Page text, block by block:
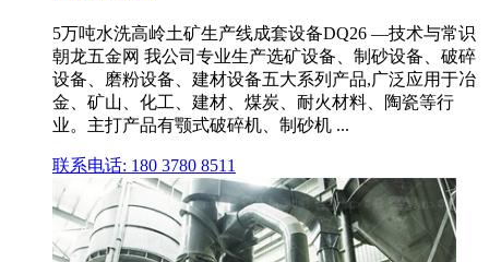
5万吨水洗高岭土矿生产线成套设备DQ26 —技术与常识
朝龙五金网 我公司专业生产选矿设备、制砂设备、破碎
设备、磨粉设备、建材设备五大系列产品,广泛应用于冶
金、矿山、化工、建材、煤炭、耐火材料、陶瓷等行
业。主打产品有颚式破碎机、制砂机 ...
联系电话: 180 3780 8511